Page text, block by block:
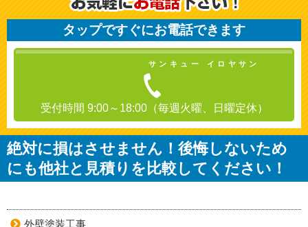
タップですぐにお電話できます
サンキュー イロヤサン
受付時間 9:00～18:00（毎週火曜、日曜定休）
絶対に損はさせません！後悔しないため
にも他社と見積りを比較してください！
外壁塗装工事